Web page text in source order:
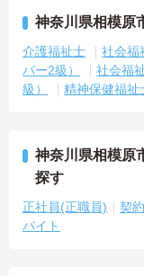
神奈川県相模原
介護福祉士 社会福
パー2級）
社会福
級）
精神保健福祉
神奈川県相模原
探す
正社員(正職員) 契
バイト